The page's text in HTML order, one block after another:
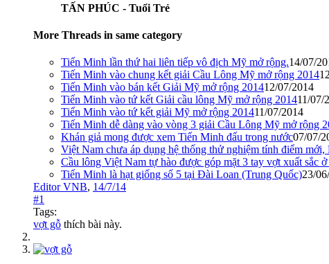
TẤN PHÚC - Tuổi Trẻ
More Threads in same category
Tiến Minh lần thứ hai liên tiếp vô địch Mỹ mở rộng.14/07/
Tiến Minh vào chung kết giải Cầu Lông Mỹ mở rộng 2014
Tiến Minh vào bán kết Giải Mỹ mở rộng 201412/07/2014
Tiến Minh vào tứ kết Giải cầu lông Mỹ mở rộng 201411/07/
Tiến Minh vào tứ kết giải Mỹ mở rộng 201411/07/2014
Tiến Minh dễ dàng vào vòng 3 giải Cầu Lông Mỹ mở rộng
Khán giả mong được xem Tiến Minh đấu trong nước07/07/
Việt Nam chưa áp dụng hệ thống thử nghiệm tính điểm
Cầu lông Việt Nam tự hào được góp mặt 3 tay vợt xuất sắc
Tiến Minh là hạt giống số 5 tại Đài Loan (Trung Quốc)23/
Editor VNB, 14/7/14
#1
Tags:
vợt gỗ thích bài này.